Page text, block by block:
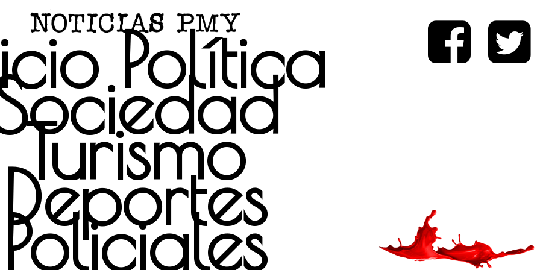
Política
Turismo
Deportes
Policiales